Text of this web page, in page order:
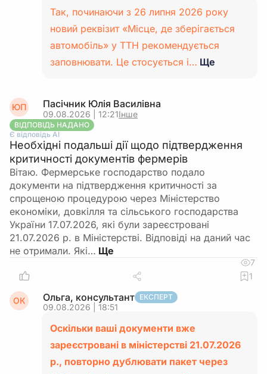
Так, починаючи з 26 липня 2026 року
новий реквізит «Місце, де зберігається
автомобіль» у ТТН рекомендується
заповнювати. Це стосується і… Ще
ЮП Пасічник Юлія Василівна
09.08.2026 | 12:21Інше
ВІДПОВІДЬ НАДАНО
Є відповідь АІ
Необхідні подальші дії щодо підтвердження
критичності документів фермерів
Вітаю. Фермерське господарство подало
документи на підтвердження критичності за
спрощеною процедурою через Міністерство
економіки, довкілля та сільського господарства
України 17.07.2026, які були зареєстровані
21.07.2026 р. в Міністерстві. Відповіді на даний час
не отримали. Які…
7
1
ОК Ольга, консультант ЕКСПЕРТ
09.08.2026 | 18:51
Оскільки ваші документи вже
зареєстровані в міністерстві 21.07.2026
р., повторно дублювати пакет через